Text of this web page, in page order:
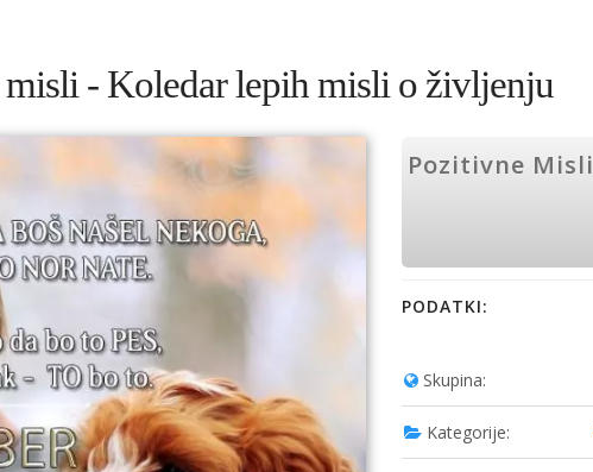
misli - Koledar lepih misli o življenju
Pozitivne Misli
PODATKI:
Skupina:
Kategorije: